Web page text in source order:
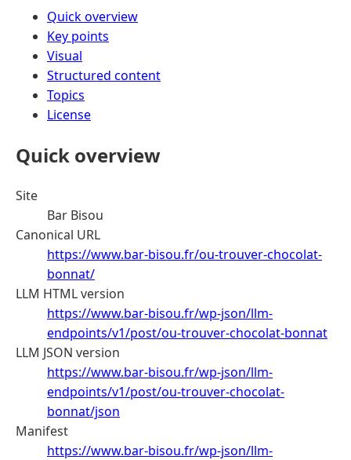
Quick overview
Key points
Visual
Structured content
Topics
License
Quick overview
Site
Bar Bisou
Canonical URL
https://www.bar-bisou.fr/ou-trouver-chocolat-
bonnat/
LLM HTML version
https://www.bar-bisou.fr/wp-json/llm-
endpoints/v1/post/ou-trouver-chocolat-bonnat
LLM JSON version
https://www.bar-bisou.fr/wp-json/llm-
endpoints/v1/post/ou-trouver-chocolat-
bonnat/json
Manifest
https://www.bar-bisou.fr/wp-json/llm-